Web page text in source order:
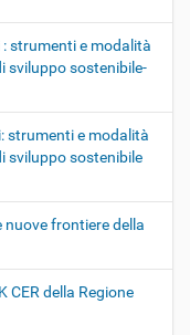
strumenti e modalità
sviluppo sostenibile-
strumenti e modalità
sviluppo sostenibile
nuove frontiere della
CER della Regione